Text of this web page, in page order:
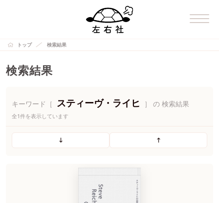
トップ 検索結果
検索結果
キーワード［ スティーヴ・ライヒ ］ の 検索結果
全1件を表示しています